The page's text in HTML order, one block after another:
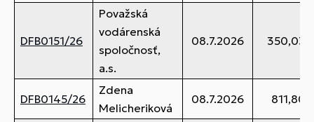
DFB0151/26
Považská
vodárenská
spoločnosť,
a.s.
08.7.2026 350,03
DFB0145/26
Zdena
Melicheriková
08.7.2026 811,80